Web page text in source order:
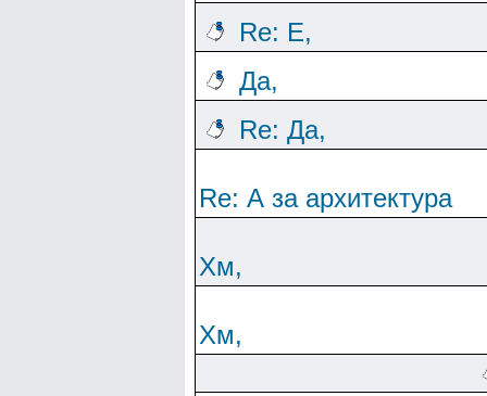
Re: Е,
Да,
Re: Да,
Re: А за архитектура
Хм,
Хм,